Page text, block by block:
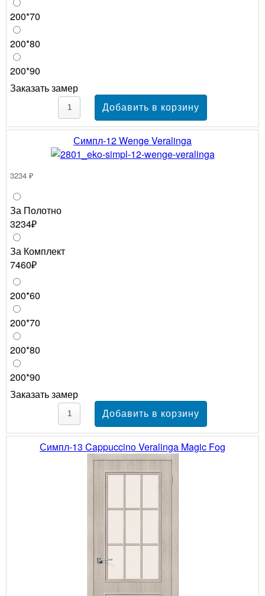
200*70
200*80
200*90
Заказать замер
Симпл-12 Wenge Veralinga
3234 ₽
За Полотно
3234₽
За Комплект
7460₽
200*60
200*70
200*80
200*90
Заказать замер
Симпл-13 Cappuccino Veralinga Magic Fog